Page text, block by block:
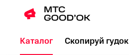
Каталог Скопируй гудок